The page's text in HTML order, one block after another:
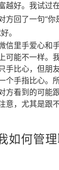
越好。我试过
方回了一句“你
。
信里手爱心和
可能不一样。
手比心，但朋友
个手指比心。
方看到的可能
意，尤其是跟
如何管